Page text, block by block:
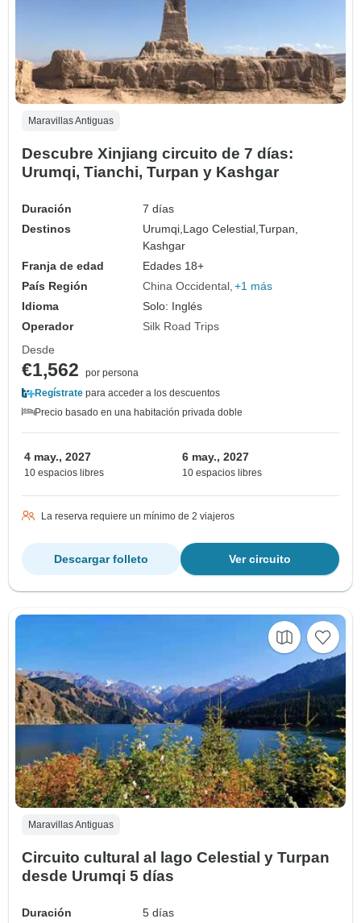
Maravillas Antiguas
Descubre Xinjiang circuito de 7 días:
Urumqi, Tianchi, Turpan y Kashgar
Duración
7 días
Destinos
Urumqi,Lago Celestial,Turpan,
Kashgar
Franja de edad
Edades 18+
País Región
China Occidental +1 más
Idioma
Solo: Inglés
Operador
Silk Road Trips
Desde
€1,562
por persona
Regístrate para acceder a los descuentos
Precio basado en una habitación privada doble
4 may., 2027
10 espacios libres
6 may., 2027
10 espacios libres
La reserva requiere un mínimo de 2 viajeros
Ver circuito
Descargar folleto
Maravillas Antiguas
Circuito cultural al lago Celestial y Turpan
desde Urumqi 5 días
Duración 5 días